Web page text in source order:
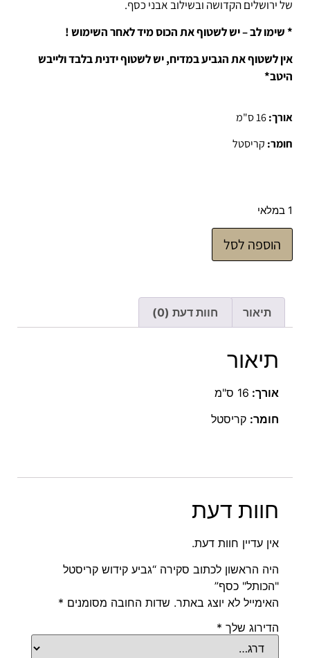
של ירושלים הקדושה ובשילוב אבני כסף.
* שימו לב – יש לשטוף את הכוס מיד לאחר השימוש !
אין לשטוף את הגביע במדיח, יש לשטוף ידנית בלבד ולייבש
היטב*
אורך:16 ס"מ
חומר: קריסטל
1 במלאי
הוספה לסל
תיאור חוות דעת (0)
תיאור
אורך: 16 ס"מ
חומר: קריסטל
חוות דעת
אין עדיין חוות דעת.
היה הראשון לכתוב סקירה “גביע קידוש קריסטל
"הכותל" כסף”
האימייל לא יוצג באתר. שדות החובה מסומנים *
הדירוג שלך *